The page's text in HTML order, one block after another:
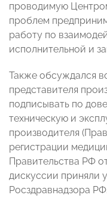
проводимую
проблем
работу по
исполнительной и
Также обсуждался
представителя
подписывать по
техническую и
производителя
регистрации
Правительства РФ
дискуссии приняли
Росздравнадзора